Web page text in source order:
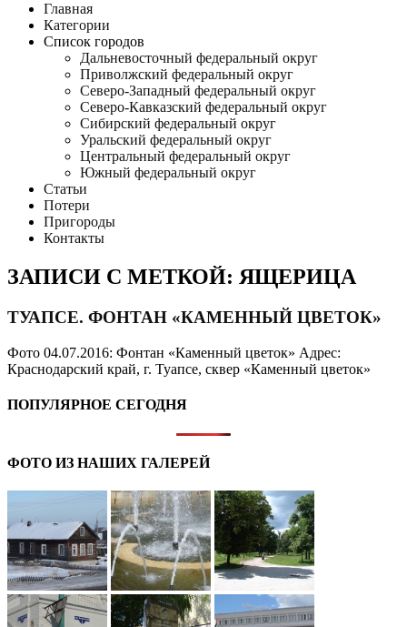
Главная
Категории
Список городов
Дальневосточный федеральный округ
Приволжский федеральный округ
Северо-Западный федеральный округ
Северо-Кавказский федеральный округ
Сибирский федеральный округ
Уральский федеральный округ
Центральный федеральный округ
Южный федеральный округ
Статьи
Потери
Пригороды
Контакты
ЗАПИСИ С МЕТКОЙ: ЯЩЕРИЦА
ТУАПСЕ. ФОНТАН «КАМЕННЫЙ ЦВЕТОК»
Фото 04.07.2016: Фонтан «Каменный цветок» Адрес:
Краснодарский край, г. Туапсе, сквер «Каменный цветок»
ПОПУЛЯРНОЕ СЕГОДНЯ
ФОТО ИЗ НАШИХ ГАЛЕРЕЙ